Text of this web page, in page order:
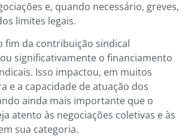
e, quando necessário, greves,
limites legais.
fim da contribuição sindical
significativamente o financiamento
Isso impactou, em muitos
e a capacidade de atuação dos
ainda mais importante que o
atento às negociações coletivas e às
sua categoria.